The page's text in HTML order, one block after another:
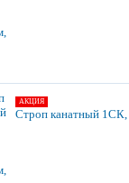
АКЦИЯ
Строп канатный 1СК,